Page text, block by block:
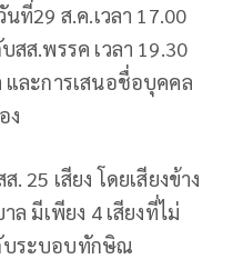
ที่29 ส.ค.เวลา 17.00
ส.พรรค เวลา 19.30
และการเสนอชื่อบุคคล
ง
25 เสียง โดยเสียงข้าง
ล มีเพียง 4 เสียงที่ไม่
บระบอบทักษิณ